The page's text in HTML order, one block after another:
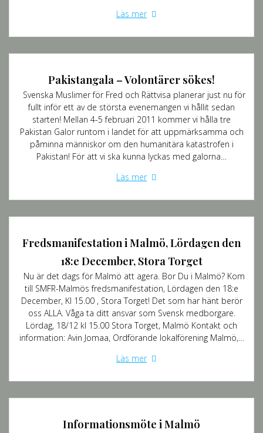
Läs mer
Pakistangala – Volontärer sökes!
Svenska Muslimer för Fred och Rättvisa planerar just nu för
fullt inför ett av de största evenemangen vi hållit sedan
starten! Mellan 4-5 februari 2011 kommer vi hålla tre
Pakistan Galor runtom i landet för att uppmärksamma och
påminna människor om den humanitära katastrofen i
Pakistan! För att vi ska kunna lyckas med galorna…
Läs mer
Fredsmanifestation i Malmö, Lördagen den
18:e December, Stora Torget
Nu är det dags för Malmö att agera. Bor Du i Malmö? Kom
till SMFR-Malmös fredsmanifestation, Lördagen den 18:e
December, Kl 15.00 , Stora Torget! Det som har hänt berör
oss ALLA. Våga ta ditt ansvar som Svensk medborgare.
Lördag, 18/12 kl 15.00 Stora Torget, Malmö Kontakt och
information: Avin Jomaa, Ordförande lokalförening Malmö,…
Läs mer
Informationsmöte i Malmö